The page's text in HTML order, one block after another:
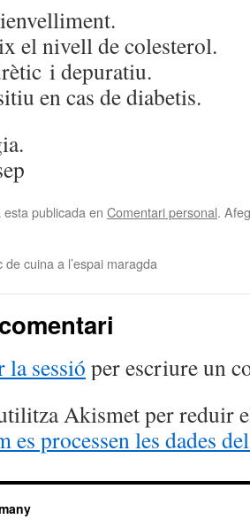
el nivell de colesterol.
i depuratiu.
en cas de diabetis.
publicada en Comentari personal.
cuina a l’espai maragda
sessió per escriure un
Akismet per reduir
es processen les dades